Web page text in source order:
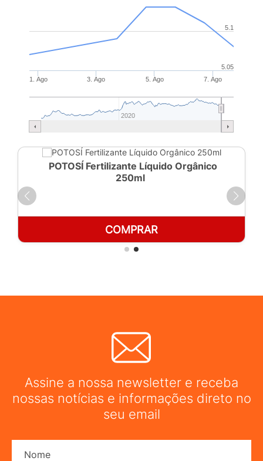
1. Ago 3. Ago 5. Ago 7. Ago
2020
5.05
5.1
POTOSÍ Fertilizante Líquido Orgânico
250ml
COMPRAR
Assine a nossa newsletter e receba
nossas notícias e informações direto no
seu email